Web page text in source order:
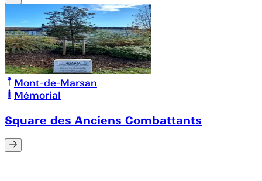
Mont-de-Marsan
Mémorial
Square des Anciens Combattants